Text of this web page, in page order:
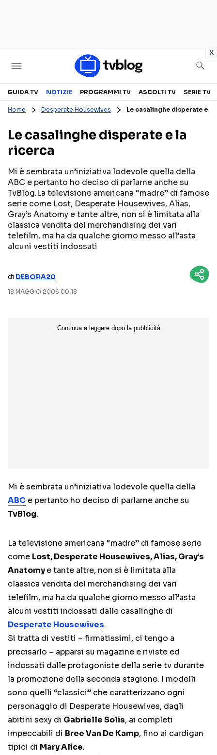
x
Televisione
CANALI TV
PROGRAMMI TV
PERSONAGGI TV
SERIE TV
FICTION
Streaming
NETFLIX
AMAZON PRIME VIDEO
MEDIASET INFINITY
GUIDA TV NOTIZIE PROGRAMMI TV ASCOLTI TV SERIE TV
Home Desperate Housewives Le casalinghe disperate e
Le casalinghe disperate e la
ricerca
Mi è sembrata un’iniziativa lodevole quella della
ABC e pertanto ho deciso di parlarne anche su
TvBlog.La televisione americana “madre” di famose
serie come Lost, Desperate Housewives, Alias,
Gray’s Anatomy e tante altre, non si è limitata alla
classica vendita del merchandising dei vari
telefilm, ma ha da qualche giorno messo all’asta
alcuni vestiti indossati
di DEBORA20
18 MAGGIO 2006 00:18
Mi è sembrata un’iniziativa lodevole quella della
ABC e pertanto ho deciso di parlarne anche su
TvBlog.
La televisione americana “madre” di famose serie
come Lost, Desperate Housewives, Alias, Gray’s
Anatomye tante altre, non si è limitata alla
classica vendita del merchandising dei vari
telefilm, ma ha da qualche giorno messo all’asta
alcuni vestiti indossati dalle casalinghe di
Desperate Housewives.
Si tratta di vestiti – firmatissimi, ci tengo a
precisarlo – apparsi su magazine e riviste ed
indossati dalle protagoniste della serie tv durante
la promozione della seconda stagione. I modelli
sono quelli “classici” che caratterizzano ogni
personaggio di Desperate Housewives, dagli
abitini sexy di Gabrielle Solis, ai completi
impeccabili di Bree Van De Kamp, fino ai cardigan
tipici di Mary Alice.